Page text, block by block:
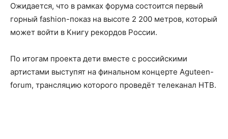
Ожидается, что в рамках форума состоится первый
горный fashion-показ на высоте 2 200 метров, который
может войти в Книгу рекордов России.
По итогам проекта дети вместе с российскими
артистами выступят на финальном концерте Aguteen-
forum, трансляцию которого проведёт телеканал НТВ.